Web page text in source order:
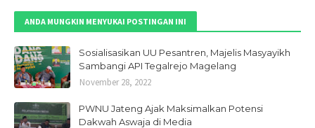
ANDA MUNGKIN MENYUKAI POSTINGAN INI
Sosialisasikan UU Pesantren, Majelis Masyayikh
Sambangi API Tegalrejo Magelang
November 28, 2022
PWNU Jateng Ajak Maksimalkan Potensi
Dakwah Aswaja di Media